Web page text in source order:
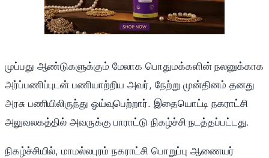
முப்பது ஆண்டுகளுக்கும் மேலாக பொதுமக்களின் நலனுக்காக
அர்ப்பணிப்புடன் பணியாற்றிய அவர், நேற்று முன்தினம் தனது
அரசு பணியிலிருந்து ஓய்வுபெற்றார். இதையொட்டி நகராட்சி
அலுவலகத்தில் அவருக்கு பாராட்டு நிகழ்ச்சி நடத்தப்பட்டது.
நிகழ்ச்சியில், மாமல்லபுரம் நகராட்சி பொறுப்பு ஆணையர்